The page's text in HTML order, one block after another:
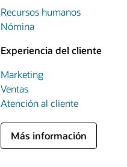
Recursos humanos
Nómina
Experiencia del cliente
Marketing
Ventas
Atención al cliente
Más información